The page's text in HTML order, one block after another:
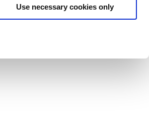
Use necessary cookies only